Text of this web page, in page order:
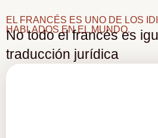
EL FRANCÉS ES UNO DE LOS
HABLADOS EN EL MUNDO.
No todo el francés es
traducción jurídica